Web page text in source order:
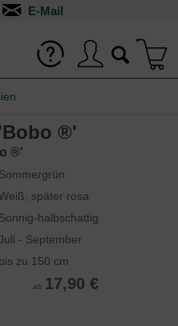
'Bobo ®'
®'
Sommergrün
später rosa
Sonnig-halbschattig
- September
bis zu 150 cm
ab 17,90 €